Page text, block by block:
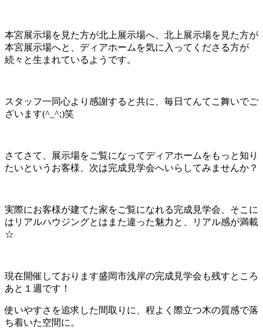
本宮展示場を見た方が北上展示場へ、北上展示場を見た方が
本宮展示場へと、ディアホームを気に入ってくださる方が
続々と生まれているようです。
スタッフ一同心より感謝すると共に、毎日てんてこ舞いでご
ざいます(^_^;)笑
さてさて、展示場をご覧になってディアホームをもっと知り
たいというお客様、次は完成見学会へいらしてみませんか？
実際にお客様が建てた家をご覧になれる完成見学会、そこに
はリアルハウジングとはまた違った魅力と、リアル感が満載
☆
現在開催しております盛岡市浅岸の完成見学会も残すところ
あと１週です！
使いやすさを追求した間取りに、程よく際立つ木の質感で落
ち着いた空間に。